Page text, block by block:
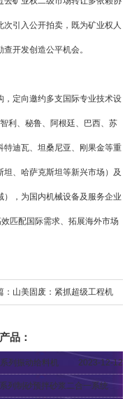
引入公开拍卖，既为矿业权人
开发创造公平机会。
定向邀约多支国际专业技术设
利、秘鲁、阿根廷、巴西、苏
特迪瓦、坦桑尼亚、刚果金等重
、哈萨克斯坦等新兴市场）及
，为国内机械设备及服务企业
匹配国际需求、拓展海外市场
： 山美固废：紧抓超级工程机
品：
列振动给料机 2023-12-12
列制砂预拌砂浆二合一系统